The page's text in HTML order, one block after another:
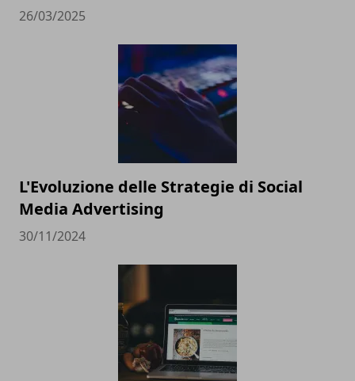
26/03/2025
L'Evoluzione delle Strategie di Social
Media Advertising
30/11/2024